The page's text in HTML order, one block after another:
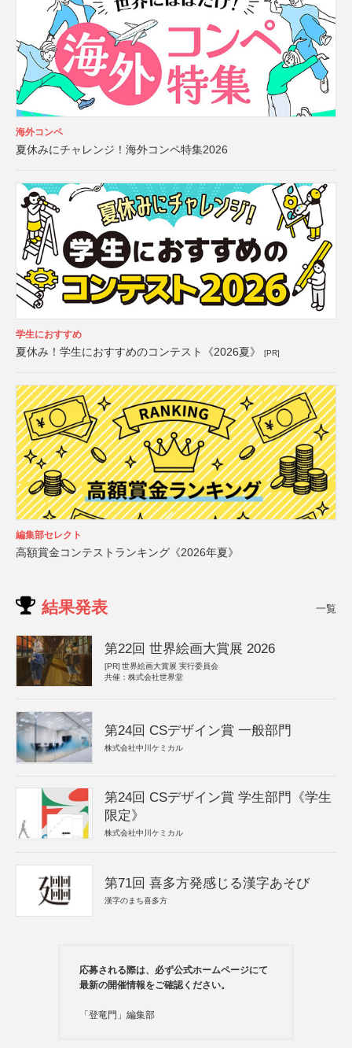
海外コンペ
夏休みにチャレンジ！海外コンペ特集2026
学生におすすめ
夏休み！学生におすすめのコンテスト《2026夏》 [PR]
編集部セレクト
高額賞金コンテストランキング《2026年夏》
結果発表 一覧
第22回 世界絵画大賞展 2026
[PR] 世界絵画大賞展 実行委員会
共催：株式会社世界堂
第24回 CSデザイン賞 一般部門
株式会社中川ケミカル
第24回 CSデザイン賞 学生部門《学生
限定》
株式会社中川ケミカル
第71回 喜多方発感じる漢字あそび
漢字のまち喜多方
応募される際は、必ず公式ホームページにて
最新の開催情報をご確認ください。
「登竜門」編集部